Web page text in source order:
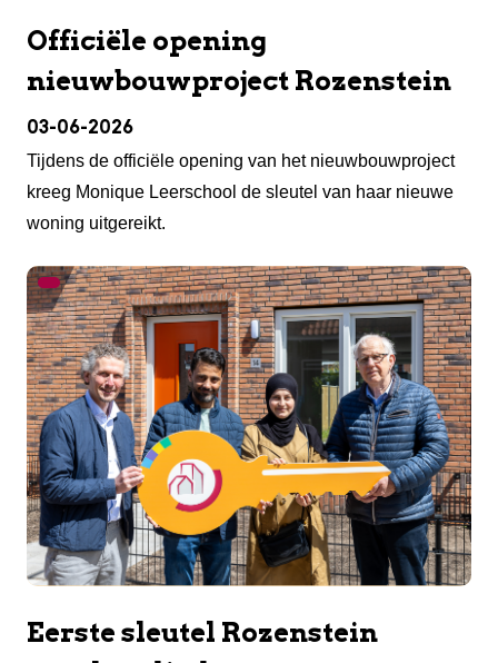
Officiële opening
nieuwbouwproject Rozenstein
03-06-2026
Tijdens de officiële opening van het nieuwbouwproject
kreeg Monique Leerschool de sleutel van haar nieuwe
woning uitgereikt.
Eerste sleutel Rozenstein